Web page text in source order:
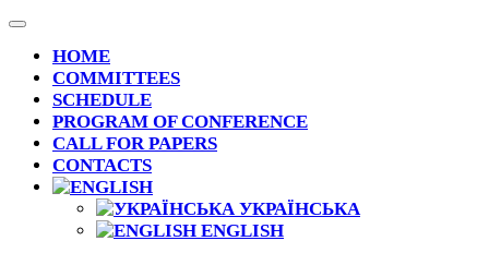
HOME
COMMITTEES
SCHEDULE
PROGRAM OF CONFERENCE
CALL FOR PAPERS
CONTACTS
УКРАЇНСЬКА
ENGLISH